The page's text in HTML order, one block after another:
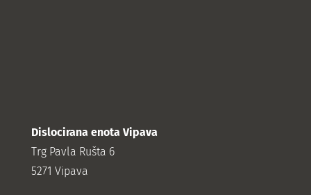
Dislocirana enota Vipava
Trg Pavla Rušta 6
5271 Vipava